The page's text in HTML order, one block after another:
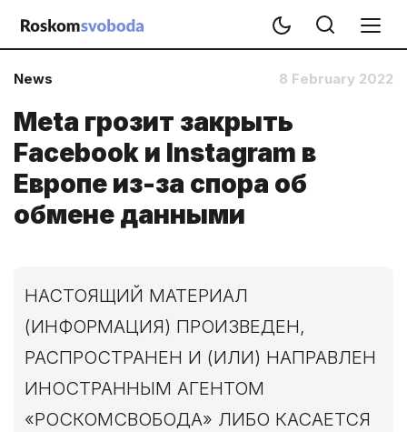
News 8 February 2022
Meta грозит закрыть
Facebook и Instagram в
Европе из-за спора об
обмене данными
НАСТОЯЩИЙ МАТЕРИАЛ
(ИНФОРМАЦИЯ) ПРОИЗВЕДЕН,
РАСПРОСТРАНЕН И (ИЛИ) НАПРАВЛЕН
ИНОСТРАННЫМ АГЕНТОМ
«РОСКОМСВОБОДА» ЛИБО КАСАЕТСЯ